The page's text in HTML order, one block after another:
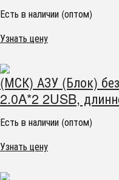
Есть в наличии (оптом)
Узнать цену
(МСК) АЗУ (Блок)
2.0A*2 2USB,
Есть в наличии (оптом)
Узнать цену